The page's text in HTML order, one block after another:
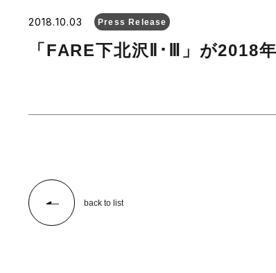
2018.10.03 Press Release
「FARE下北沢Ⅱ･Ⅲ」が2018
back to list